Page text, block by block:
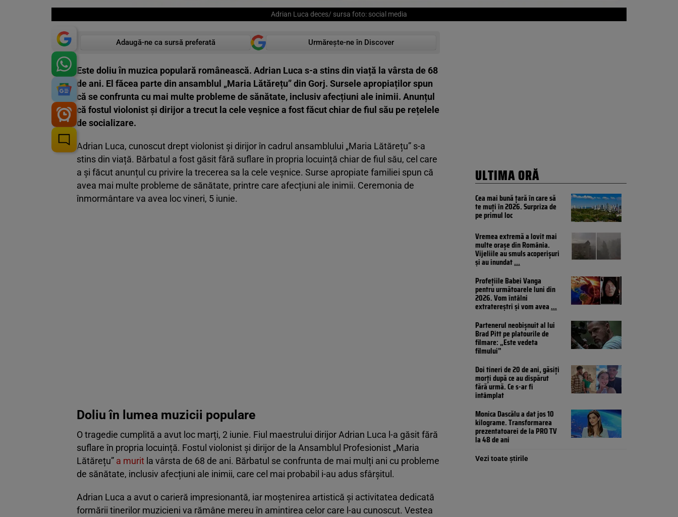
Adrian Luca deces/ sursa foto: social media
Adaugă-ne ca sursă preferată Urmărește-ne în Discover
Este doliu în muzica populară românească. Adrian Luca s-a stins din viață la vârsta de 68
de ani. El făcea parte din ansamblul „Maria Lătărețu” din Gorj. Sursele apropiaților spun
că se confrunta cu mai multe probleme de sănătate, inclusiv afecțiuni ale inimii. Anunțul
că fostul violonist și dirijor a trecut la cele veșnice a fost făcut chiar de fiul său pe rețelele
de socializare.
Adrian Luca, cunoscut drept violonist și dirijor în cadrul ansamblului „Maria Lătărețu” s-a
stins din viață. Bărbatul a fost găsit fără suflare în propria locuință chiar de fiul său, cel care
a și făcut anunțul cu privire la trecerea sa la cele veșnice. Surse apropiate familiei spun că
avea mai multe probleme de sănătate, printre care afecțiuni ale inimii. Ceremonia de
înmormântare va avea loc vineri, 5 iunie.
Doliu în lumea muzicii populare
O tragedie cumplită a avut loc marți, 2 iunie. Fiul maestrului dirijor Adrian Luca l-a găsit fără
suflare în propria locuință. Fostul violonist și dirijor de la Ansamblul Profesionist „Maria
Lătărețu” a murit la vârsta de 68 de ani. Bărbatul se confrunta de mai mulți ani cu probleme
de sănătate, inclusiv afecțiuni ale inimii, care cel mai probabil i-au adus sfârșitul.
Adrian Luca a avut o carieră impresionantă, iar moștenirea artistică și activitatea dedicată
formării tinerilor muzicieni va rămâne mereu în amintirea celor care l-au cunoscut. Vestea
ULTIMA ORĂ
Cea mai bună țară în care să
te muți în 2026. Surpriza de
pe primul loc
Vremea extremă a lovit mai
multe orașe din România.
Vijeliile au smuls acoperișuri
și au inundat...
Profețiile Babei Vanga
pentru următoarele luni din
2026. Vom întâlni
extratereștri și vom avea...
Partenerul neobișnuit al lui
Brad Pitt pe platourile de
filmare: „Este vedeta
filmului”
Doi tineri de 20 de ani, găsiți
morți după ce au dispărut
fără urmă. Ce s-ar fi
întâmplat
Monica Dascălu a dat jos 10
kilograme. Transformarea
prezentatoarei de la PRO TV
la 48 de ani
Vezi toate știrile